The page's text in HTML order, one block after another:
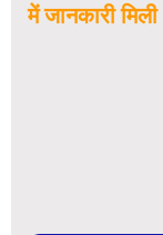
में जानकारी